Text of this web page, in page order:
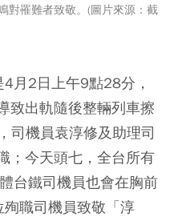
對罹難者致敬。(圖片來源：截
月2日上午9點28分，
致出軌隨後整輛列車擦
司機員袁淳修及助理司
；今天頭七，全台所有
台鐵司機員也會在胸前
職司機員致敬「淳